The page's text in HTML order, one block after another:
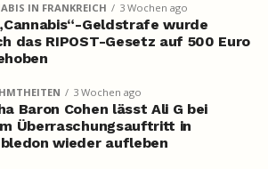
IN FRANKREICH 3 Wochen ago
Geldstrafe wurde
das RIPOST-Gesetz auf 500 Euro
3 Wochen ago
Baron Cohen lässt Ali G bei
Überraschungsauftritt in
wieder aufleben